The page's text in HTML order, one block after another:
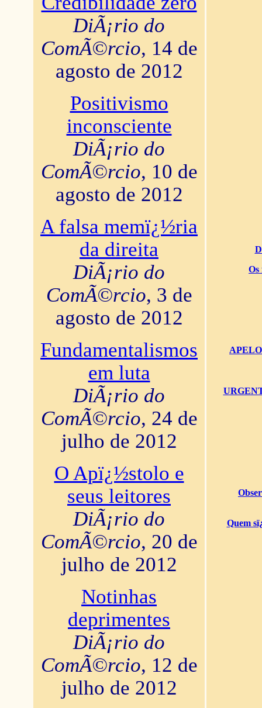
DiÃ¡rio do
ComÃ©rcio, 14 de
agosto de 2012
Positivismo
inconsciente
DiÃ¡rio do
ComÃ©rcio, 10 de
agosto de 2012
A falsa memï¿½ria
da direita
DiÃ¡rio do
ComÃ©rcio, 3 de
agosto de 2012
Fundamentalismos
em luta
DiÃ¡rio do
ComÃ©rcio, 24 de
julho de 2012
O Apï¿½stolo e
seus leitores
DiÃ¡rio do
ComÃ©rcio, 20 de
julho de 2012
Notinhas
deprimentes
DiÃ¡rio do
ComÃ©rcio, 12 de
julho de 2012
Os
Quem